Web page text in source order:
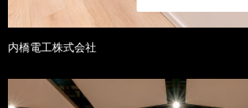
内橋電工株式会社